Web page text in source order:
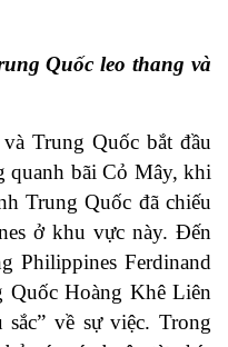
Quốc leo thang và
Trung Quốc bắt đầu
quanh bãi Cỏ Mây, khi
Trung Quốc đã chiếu
ở khu vực này. Đến
Philippines Ferdinand
Quốc Hoàng Khê Liên
về sự việc. Trong